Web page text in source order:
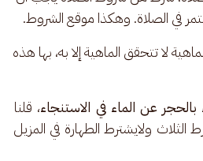
في الصلاة. وهكذا موقع الشروط.
لا تتحقق الماهية إلا به، بها هذه
بالحجر عن الماء في الاستنجاء، قلنا
الثلاث ولايشترط الطهارة في المزيل